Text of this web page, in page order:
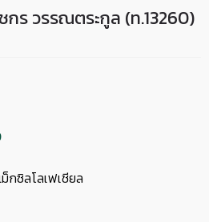
ร วรรณตระกูล (ท.13260)
กซิลโลเฟเชียล